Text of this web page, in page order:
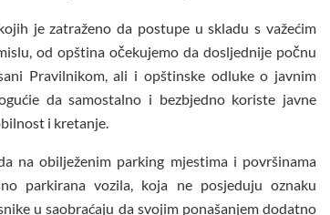
je zatraženo da postupe u skladu s važećim
od opština očekujemo da dosljednije počnu
Pravilnikom, ali i opštinske odluke o javnim
da samostalno i bezbjedno koriste javne
i kretanje.
na obilježenim parking mjestima i površinama
parkirana vozila, koja ne posjeduju oznaku
u saobraćaju da svojim ponašanjem dodatno